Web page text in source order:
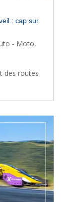
: cap sur
- Moto,
des routes